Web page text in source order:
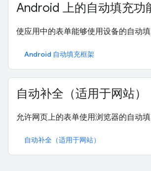
Android 上的自动填充功
使应用中的表单能够使用设备的自动填
Android 自动填充框架
自动补全（适用于网站）
允许网页上的表单使用浏览器的自动填
自动补全（适用于网站）